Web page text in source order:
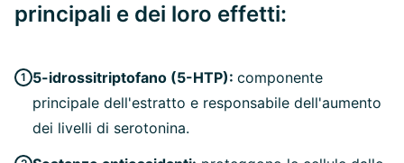
principali e dei loro effetti:
5-idrossitriptofano (5-HTP): componente
principale dell'estratto e responsabile dell'aumento
dei livelli di serotonina.